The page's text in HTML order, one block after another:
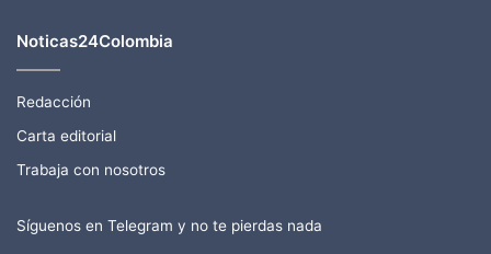
Noticas24Colombia
Redacción
Carta editorial
Trabaja con nosotros
Síguenos en Telegram y no te pierdas nada